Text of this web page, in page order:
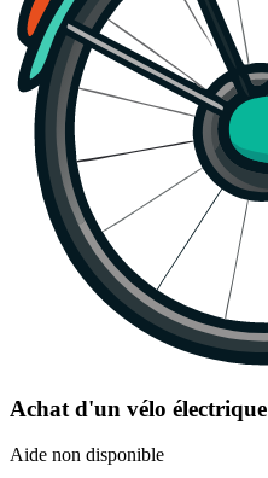
Achat d'un vélo électrique
Aide non disponible